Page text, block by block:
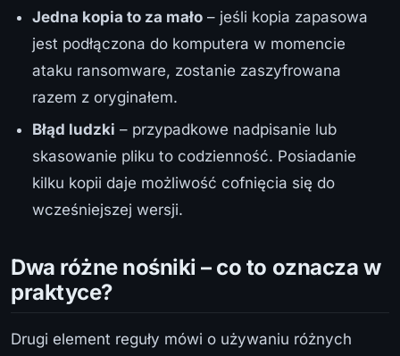
Jedna kopia to za mało – jeśli kopia zapasowa
jest podłączona do komputera w momencie
ataku ransomware, zostanie zaszyfrowana
razem z oryginałem.
Błąd ludzki – przypadkowe nadpisanie lub
skasowanie pliku to codzienność. Posiadanie
kilku kopii daje możliwość cofnięcia się do
wcześniejszej wersji.
Dwa różne nośniki – co to oznacza w
praktyce?
Drugi element reguły mówi o używaniu różnych